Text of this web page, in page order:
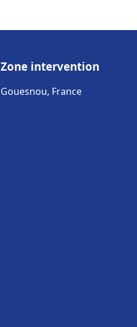
Zone intervention
Gouesnou, France